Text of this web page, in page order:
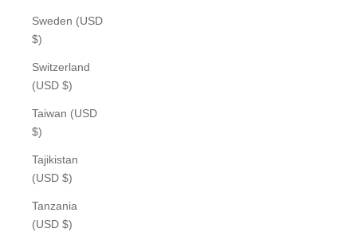
Sweden (USD
$)
Switzerland
(USD $)
Taiwan (USD
$)
Tajikistan
(USD $)
Tanzania
(USD $)